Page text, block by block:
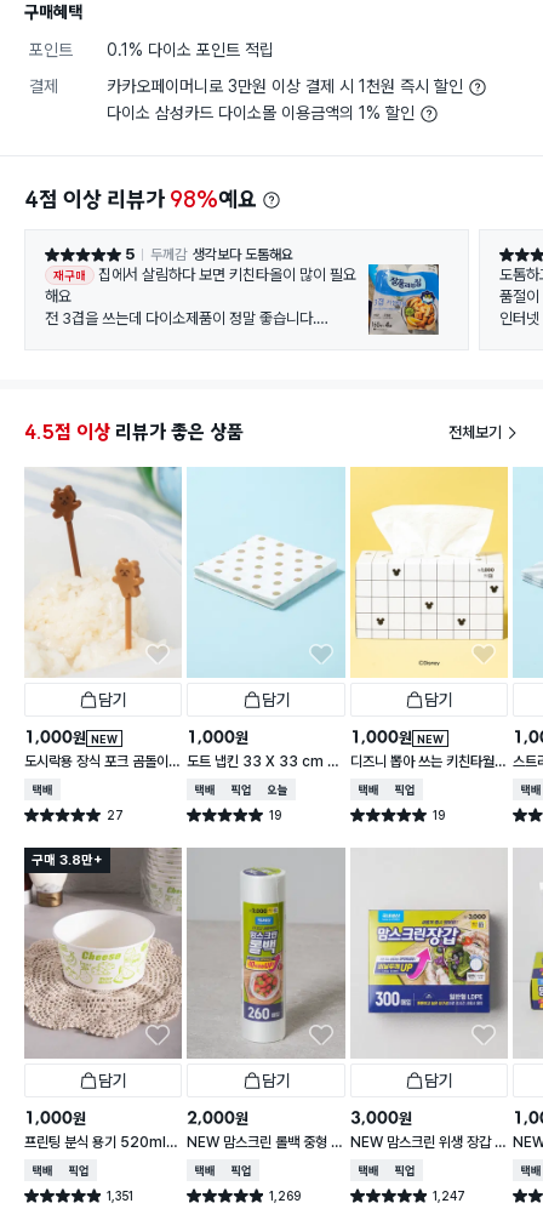
구매혜택
포인트
0.1% 다이소 포인트 적립
결제
카카오페이머니로 3만원 이상 결제 시 1천원 즉시 할인
다이소 삼성카드 다이소몰 이용금액의 1% 할인
4점 이상 리뷰가 98%예요
별점 5점 5 두께감 생각보다 도톰해요
재구매
집에서 살림하다 보면 키친타올이 많이 필요
해요
전 3겹을 쓰는데 다이소제품이 정말 좋습니다.
별점 5
도톰
품절이
인터
4.5점 이상 리뷰가 좋은 상품 전체보기
담기
NEW
1,000원
도시락용 장식 포크 곰돌이 1
0개입
택배배송
별점 5.0점 27
건 작성
담기
1,000원
도트 냅킨 33 X 33 cm 1
5매입
택배배송매장픽업오늘배송
별점 5.0점 19
건 작성
담기
NEW
1,000원
디즈니 뽑아 쓰는 키친타월
2겹 150매입 체크
택배배송매장픽업
별점 5.0점 19
건 작성
스트
cm
택배
별점
구매 3.8만+
담기
1,000원
프린팅 분식 용기 520ml 1
8개입
택배배송매장픽업
별점 4.9점 1,351
건 작성
담기
2,000원
NEW 맘스크린 롤백 중형 2
60매입
택배배송매장픽업
별점 4.9점 1,269
건 작성
담기
3,000원
NEW 맘스크린 위생 장갑 3
00매입
택배배송매장픽업
별점 4.9점 1,247
건 작성
택배
별점